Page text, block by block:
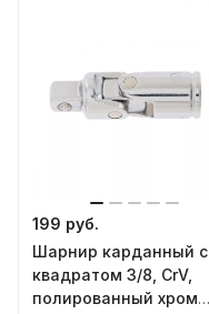
199 руб.
Шарнир карданный с
квадратом 3/8, CrV,
полированный хром